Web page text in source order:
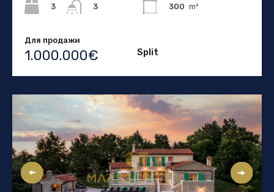
3
3
300 m²
Для продажи
1.000.000€ Split